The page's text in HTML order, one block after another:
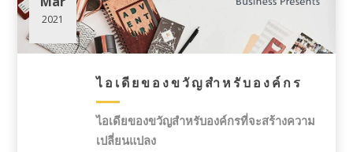
ไอเดียของขวัญสำหรับองค์กร
2021
ไอเดียของขวัญสำหรับองค์กรที่จะสร้างความ
เปลี่ยนแปลง